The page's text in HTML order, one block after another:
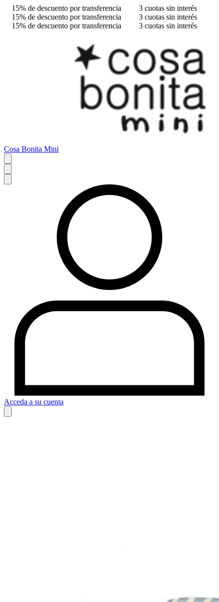
15% de descuento por transferencia
3 cuotas sin interés
15% de descuento por transferencia
3 cuotas sin interés
15% de descuento por transferencia
3 cuotas sin interés
Cosa Bonita Mini
Acceda a su cuenta